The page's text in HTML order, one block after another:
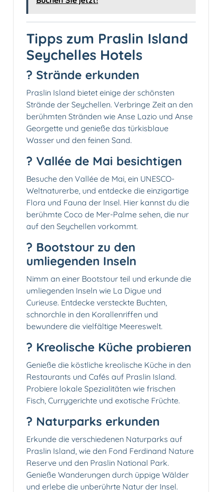
Tipps zum Praslin Island
Seychelles Hotels
? Strände erkunden
Praslin Island bietet einige der schönsten
Strände der Seychellen. Verbringe Zeit an den
berühmten Stränden wie Anse Lazio und Anse
Georgette und genieße das türkisblaue
Wasser und den feinen Sand.
?️ Vallée de Mai besichtigen
Besuche den Vallée de Mai, ein UNESCO-
Weltnaturerbe, und entdecke die einzigartige
Flora und Fauna der Insel. Hier kannst du die
berühmte Coco de Mer-Palme sehen, die nur
auf den Seychellen vorkommt.
? Bootstour zu den
umliegenden Inseln
Nimm an einer Bootstour teil und erkunde die
umliegenden Inseln wie La Digue und
Curieuse. Entdecke versteckte Buchten,
schnorchle in den Korallenriffen und
bewundere die vielfältige Meereswelt.
?️ Kreolische Küche probieren
Genieße die köstliche kreolische Küche in den
Restaurants und Cafés auf Praslin Island.
Probiere lokale Spezialitäten wie frischen
Fisch, Currygerichte und exotische Früchte.
? Naturparks erkunden
Erkunde die verschiedenen Naturparks auf
Praslin Island, wie den Fond Ferdinand Nature
Reserve und den Praslin National Park.
Genieße Wanderungen durch üppige Wälder
und erlebe die unberührte Natur der Insel.